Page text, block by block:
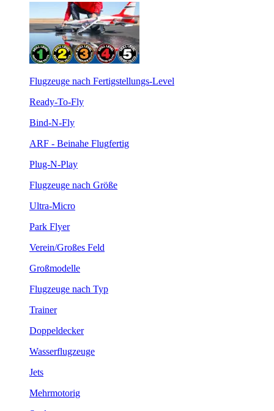
Flugzeuge nach Fertigstellungs-Level
Ready-To-Fly
Bind-N-Fly
ARF - Beinahe Flugfertig
Plug-N-Play
Flugzeuge nach Größe
Ultra-Micro
Park Flyer
Verein/Großes Feld
Großmodelle
Flugzeuge nach Typ
Trainer
Doppeldecker
Wasserflugzeuge
Jets
Mehrmotorig